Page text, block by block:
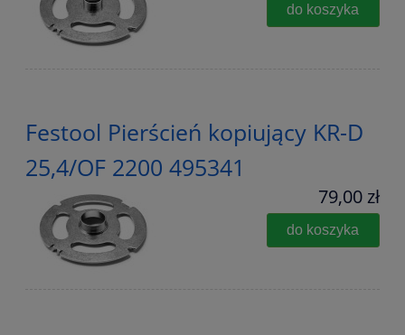
do koszyka
Festool Pierścień kopiujący KR-D
25,4/OF 2200 495341
79,00 zł
do koszyka